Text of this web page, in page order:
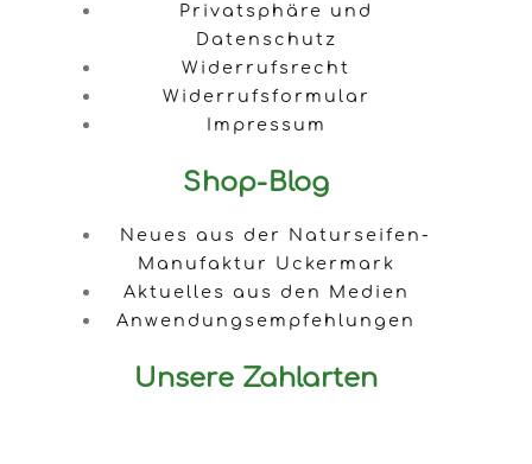
Privatsphäre und
Datenschutz
Widerrufsrecht
Widerrufsformular
Impressum
Shop-Blog
Neues aus der Naturseifen-
Manufaktur Uckermark
Aktuelles aus den Medien
Anwendungsempfehlungen
Unsere Zahlarten